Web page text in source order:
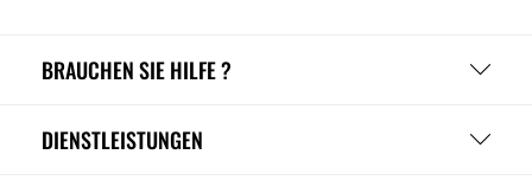
BRAUCHEN SIE HILFE ?
DIENSTLEISTUNGEN